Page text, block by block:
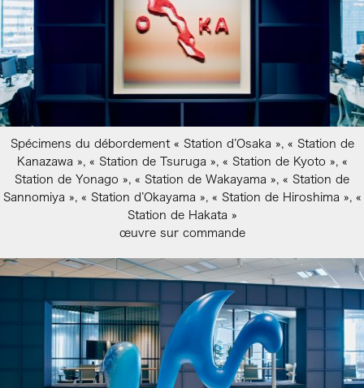
Spécimens du débordement « Station d’Osaka », « Station de
Kanazawa », « Station de Tsuruga », « Station de Kyoto », «
Station de Yonago », « Station de Wakayama », « Station de
Sannomiya », « Station d’Okayama », « Station de Hiroshima », «
Station de Hakata »
œuvre sur commande